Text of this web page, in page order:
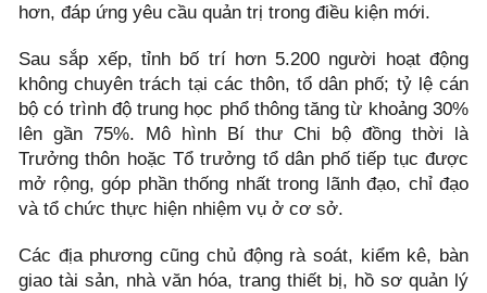
hơn, đáp ứng yêu cầu quản trị trong điều kiện mới.
Sau sắp xếp, tỉnh bố trí hơn 5.200 người hoạt động
không chuyên trách tại các thôn, tổ dân phố; tỷ lệ cán
bộ có trình độ trung học phổ thông tăng từ khoảng 30%
lên gần 75%. Mô hình Bí thư Chi bộ đồng thời là
Trưởng thôn hoặc Tổ trưởng tổ dân phố tiếp tục được
mở rộng, góp phần thống nhất trong lãnh đạo, chỉ đạo
và tổ chức thực hiện nhiệm vụ ở cơ sở.
Các địa phương cũng chủ động rà soát, kiểm kê, bàn
giao tài sản, nhà văn hóa, trang thiết bị, hồ sơ quản lý